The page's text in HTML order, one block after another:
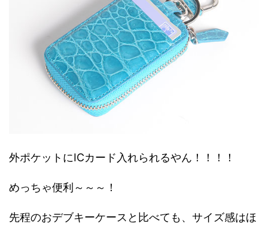
外ポケットにICカード入れられるやん！！！！
めっちゃ便利～～～！
先程のおデブキーケースと比べても、サイズ感はほ